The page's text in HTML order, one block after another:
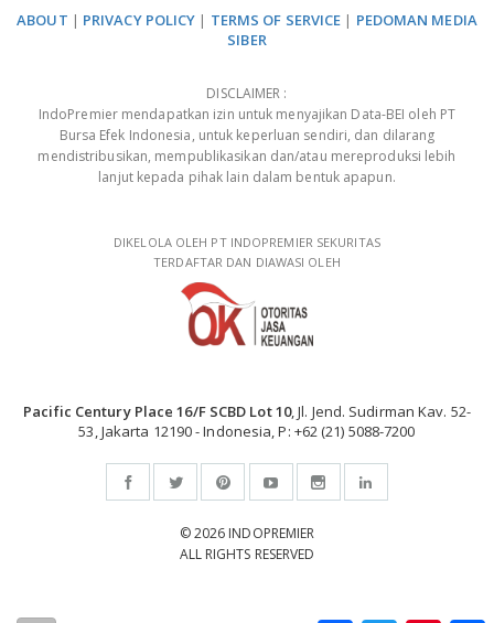
ABOUT | PRIVACY POLICY | TERMS OF SERVICE | PEDOMAN MEDIA
SIBER
DISCLAIMER :
IndoPremier mendapatkan izin untuk menyajikan Data-BEI oleh PT
Bursa Efek Indonesia, untuk keperluan sendiri, dan dilarang
mendistribusikan, mempublikasikan dan/atau mereproduksi lebih
lanjut kepada pihak lain dalam bentuk apapun.
DIKELOLA OLEH PT INDOPREMIER SEKURITAS
TERDAFTAR DAN DIAWASI OLEH
Pacific Century Place 16/F SCBD Lot 10, Jl. Jend. Sudirman Kav. 52-
53, Jakarta 12190 - Indonesia, P: +62 (21) 5088-7200
© 2026 INDOPREMIER
ALL RIGHTS RESERVED